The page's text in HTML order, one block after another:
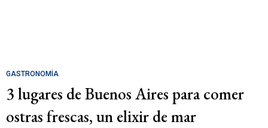
GASTRONOMÍA
3 lugares de Buenos Aires para comer
ostras frescas, un elixir de mar